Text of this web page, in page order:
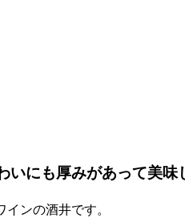
いにも厚みがあって美味
ンの酒井です。